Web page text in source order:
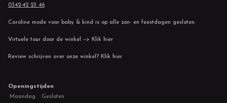
0342-42 23 46
Caroline mode voor baby & kind is op alle zon- en feestdagen gesloten.
Virtuele tour door de winkel --> Klik hier
Review schrijven over onze winkel? Klik hier
Openingstijden
Maandag
Gesloten